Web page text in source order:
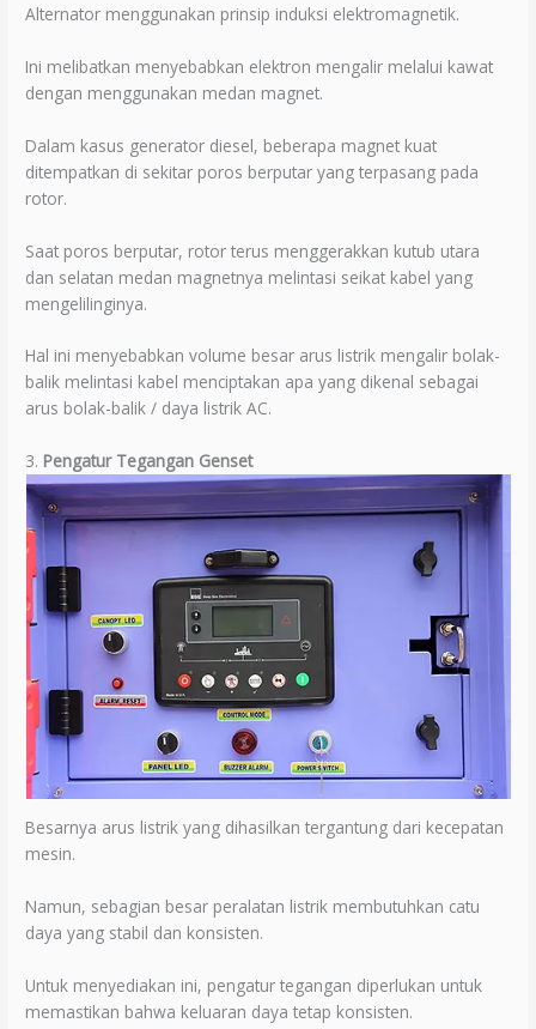
Alternator menggunakan prinsip induksi elektromagnetik.
Ini melibatkan menyebabkan elektron mengalir melalui kawat
dengan menggunakan medan magnet.
Dalam kasus generator diesel, beberapa magnet kuat
ditempatkan di sekitar poros berputar yang terpasang pada
rotor.
Saat poros berputar, rotor terus menggerakkan kutub utara
dan selatan medan magnetnya melintasi seikat kabel yang
mengelilinginya.
Hal ini menyebabkan volume besar arus listrik mengalir bolak-
balik melintasi kabel menciptakan apa yang dikenal sebagai
arus bolak-balik / daya listrik AC.
3. Pengatur Tegangan Genset
Besarnya arus listrik yang dihasilkan tergantung dari kecepatan
mesin.
Namun, sebagian besar peralatan listrik membutuhkan catu
daya yang stabil dan konsisten.
Untuk menyediakan ini, pengatur tegangan diperlukan untuk
memastikan bahwa keluaran daya tetap konsisten.